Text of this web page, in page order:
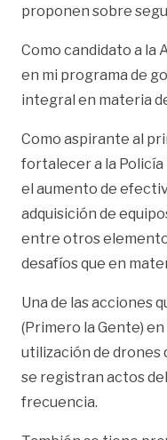
Como candidato a la
en mi programa de
integral en materia
Como aspirante al
fortalecer a la
el aumento de
adquisición de
entre otros
desafíos que en
Una de las acciones
(Primero la Gente)
utilización de drones
se registran actos
frecuencia.